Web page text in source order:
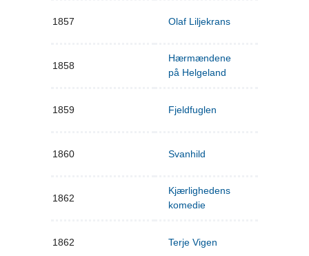
1857 Olaf Liljekrans
1858
Hærmændene
på Helgeland
1859 Fjeldfuglen
1860 Svanhild
1862
Kjærlighedens
komedie
1862 Terje Vigen